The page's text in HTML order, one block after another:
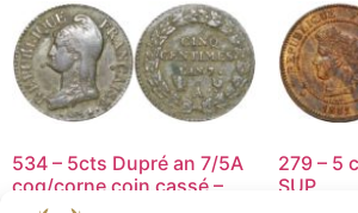
534 – 5cts Dupré an 7/5A
coq/corne coin cassé –
TTB
279 – 5
SUP